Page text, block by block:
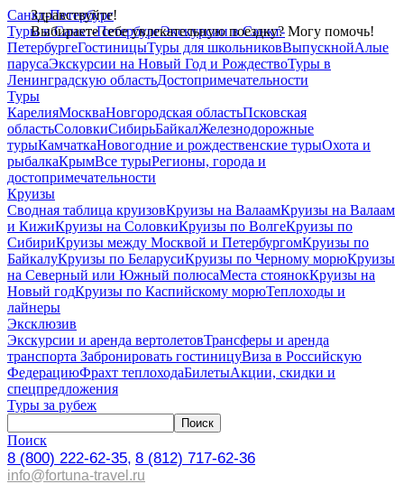
Здравствуйте!
Выбираете себе увлекательную поездку? Могу помочь!
Санкт-Петербург
Туры в Санкт-ПетербургЭкскурсии в Санкт-
ПетербургеГостиницыТуры для школьниковВыпускнойАлые
парусаЭкскурсии на Новый Год и РождествоТуры в
Ленинградскую областьДостопримечательности
Туры
КарелияМоскваНовгородская областьПсковская
областьСоловкиСибирьБайкалЖелезнодорожные
турыКамчаткаНовогодние и рождественские турыОхота и
рыбалкаКрымВсе турыРегионы, города и
достопримечательности
Круизы
Сводная таблица круизовКруизы на ВалаамКруизы на Валаам
и КижиКруизы на СоловкиКруизы по ВолгеКруизы по
СибириКруизы между Москвой и ПетербургомКруизы по
БайкалуКруизы по БеларусиКруизы по Черному морюКруизы
на Северный или Южный полюсаМеста стоянокКруизы на
Новый годКруизы по Каспийскому морюТеплоходы и
лайнеры
Эксклюзив
Экскурсии и аренда вертолетовТрансферы и аренда
транспорта Забронировать гостиницуВиза в Российскую
ФедерациюФрахт теплоходаБилетыАкции, скидки и
спецпредложения
Туры за рубеж
Поиск
8 (800) 222-62-35, 8 (812) 717-62-36
info@fortuna-travel.ru